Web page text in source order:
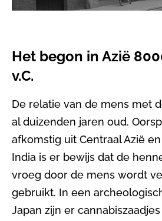
Het begon in Azië
v.C.
De relatie van de mens met
al duizenden jaren oud.
afkomstig uit Centraal Azië
India is er bewijs dat de
vroeg door de mens wordt
gebruikt. In een
Japan zijn er